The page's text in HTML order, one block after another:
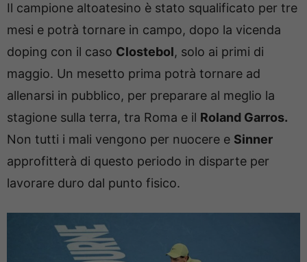
Il campione altoatesino è stato squalificato per tre
mesi e potrà tornare in campo, dopo la vicenda
doping con il caso Clostebol, solo ai primi di
maggio. Un mesetto prima potrà tornare ad
allenarsi in pubblico, per preparare al meglio la
stagione sulla terra, tra Roma e il Roland Garros.
Non tutti i mali vengono per nuocere e Sinner
approfitterà di questo periodo in disparte per
lavorare duro dal punto fisico.